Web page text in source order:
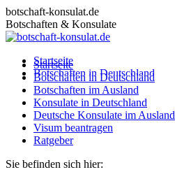
Zum
Inhalt
springen
botschaft-konsulat.de
Botschaften & Konsulate
Startseite
Botschaften in Deutschland
Botschaften im Ausland
Konsulate in Deutschland
Deutsche Konsulate im Ausland
Visum beantragen
Ratgeber
Startseite
Botschaften in Deutschland
Botschaften im Ausland
Konsulate in Deutschland
Deutsche Konsulate im Ausland
Visum beantragen
Ratgeber
Sie befinden sich hier: